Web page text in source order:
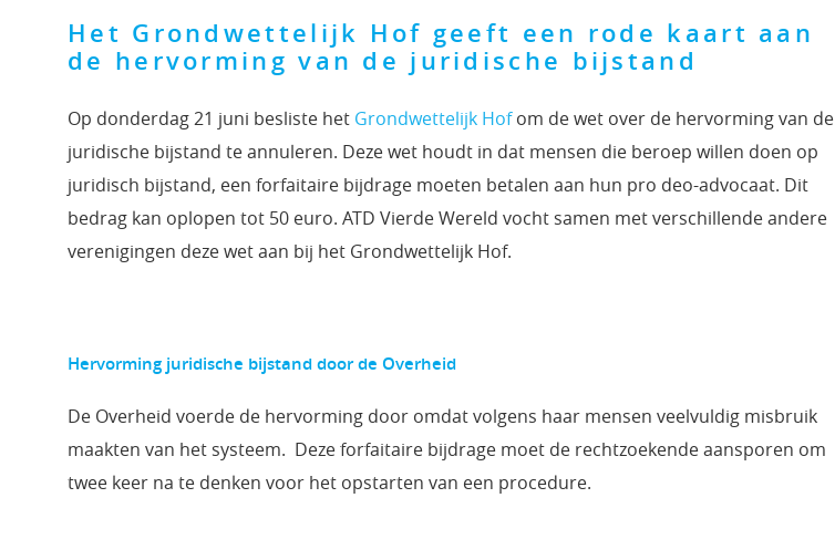
Het Grondwettelijk Hof geeft een rode kaart aan
de hervorming van de juridische bijstand
Op donderdag 21 juni besliste het Grondwettelijk Hofom de wet over de hervorming van de
juridische bijstand te annuleren. Deze wet houdt in dat mensen die beroep willen doen op
juridisch bijstand, een forfaitaire bijdrage moeten betalen aan hun pro deo-advocaat. Dit
bedrag kan oplopen tot 50 euro. ATD Vierde Wereld vocht samen met verschillende andere
verenigingen deze wet aan bij het Grondwettelijk Hof.
Hervorming juridische bijstand door de Overheid
De Overheid voerde de hervorming door omdat volgens haar mensen veelvuldig misbruik
maakten van het systeem. Deze forfaitaire bijdrage moet de rechtzoekende aansporen om
twee keer na te denken voor het opstarten van een procedure.